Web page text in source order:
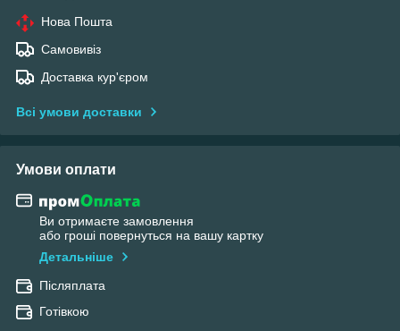
Нова Пошта
Самовивіз
Доставка кур'єром
Всі умови доставки
Умови оплати
Ви отримаєте замовлення
або гроші повернуться на вашу картку
Детальніше
Післяплата
Готівкою